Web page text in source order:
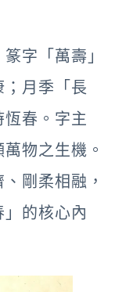
字「萬壽」
月季「長
春。字主
物之生機。
剛柔相融，
的核心內